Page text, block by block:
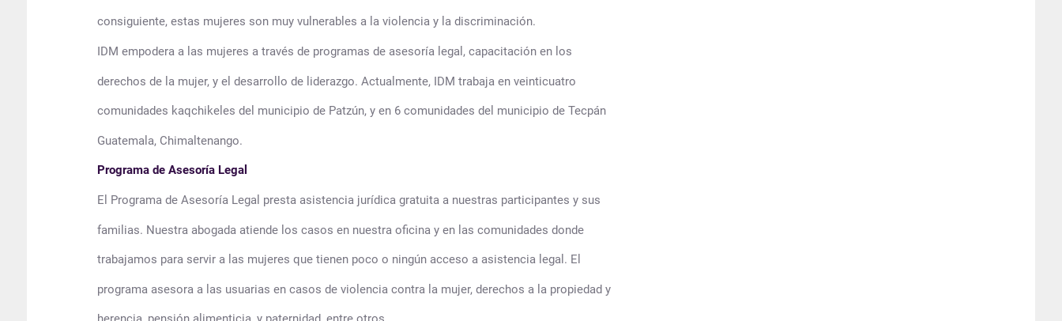
consiguiente, estas mujeres son muy vulnerables a la violencia y la discriminación.
IDM empodera a las mujeres a través de programas de asesoría legal, capacitación en los
derechos de la mujer, y el desarrollo de liderazgo. Actualmente, IDM trabaja en veinticuatro
comunidades kaqchikeles del municipio de Patzún, y en 6 comunidades del municipio de Tecpán
Guatemala, Chimaltenango.
Programa de Asesoría Legal
El Programa de Asesoría Legal presta asistencia jurídica gratuita a nuestras participantes y sus
familias. Nuestra abogada atiende los casos en nuestra oficina y en las comunidades donde
trabajamos para servir a las mujeres que tienen poco o ningún acceso a asistencia legal. El
programa asesora a las usuarias en casos de violencia contra la mujer, derechos a la propiedad y